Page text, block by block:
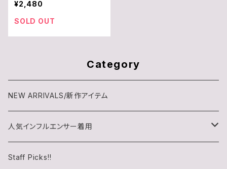
胆 おしゃれ 下着 ランジェリ
ー / ココアンドユカ / 赤 /
¥2,480
SOLD OUT
Category
NEW ARRIVALS/新作アイテム
人気インフルエンサー着用
チロル(chiroru)さん
Staff Picks!!